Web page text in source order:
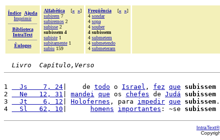
Índice
Ajuda
Imprimir
Biblioteca
IntraText
Èulogos
Alfabética [« »]
subirem 7
subiremos 2
subisse 2
subissem 4
subiste 1
subitamente 1
subiu 159
Freqüência [« »]
4 sondar
4 sopa
4 souber
4 subissem
4 submetem
4 submetendo
4 submeteram
Livro  Capítulo,Verso
1
  Js    7, 24
|    de todo o Israel , fez que subissem
2
  Ne   12, 31
mandei que os chefes de Judá subissem
3
  Jt    6, 12
Holofernes , para impedir que subissem .
4
  Sl   62, 10
homens importantes : ~se subissem
IntraText®